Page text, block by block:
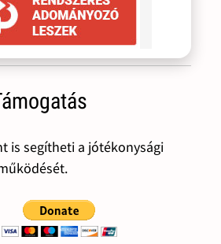
is segítheti a jótékonysági